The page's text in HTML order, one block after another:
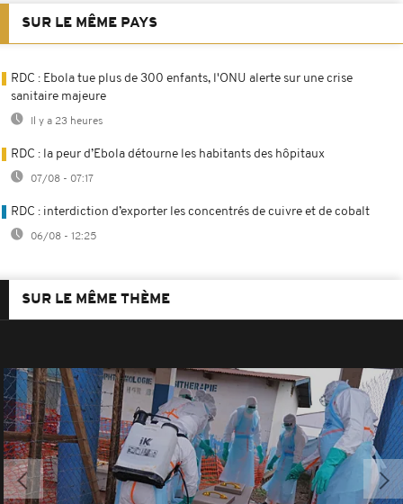
SUR LE MÊME PAYS
RDC : Ebola tue plus de 300 enfants, l'ONU alerte sur une crise
sanitaire majeure
Il y a 23 heures
RDC : la peur d’Ebola détourne les habitants des hôpitaux
07/08 - 07:17
RDC : interdiction d’exporter les concentrés de cuivre et de cobalt
06/08 - 12:25
SUR LE MÊME THÈME